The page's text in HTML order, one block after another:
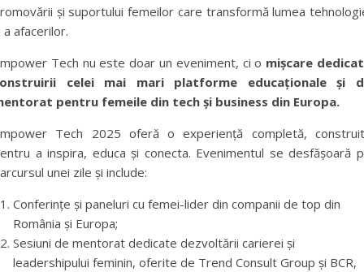
și suportului femeilor care transformă lumea
a afacerilor.
Tech nu este doar un eveniment, ci o mișcare
celei mai mari platforme educaționale și
pentru femeile din tech și business din Europa.
Tech 2025 oferă o experiență completă,
a inspira, educa și conecta. Evenimentul se desfășoară
unei zile și include:
Conferințe și paneluri cu femei-lider din companii de top din
România și Europa;
Sesiuni de mentorat dedicate dezvoltării carierei și
leadershipului feminin, oferite de Trend Consult Group și BCR,